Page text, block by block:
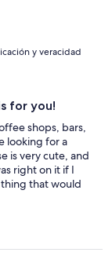
y veracidad
for you!
shops, bars,
looking for a
is very cute, and
right on it if I
that would
Other than that,